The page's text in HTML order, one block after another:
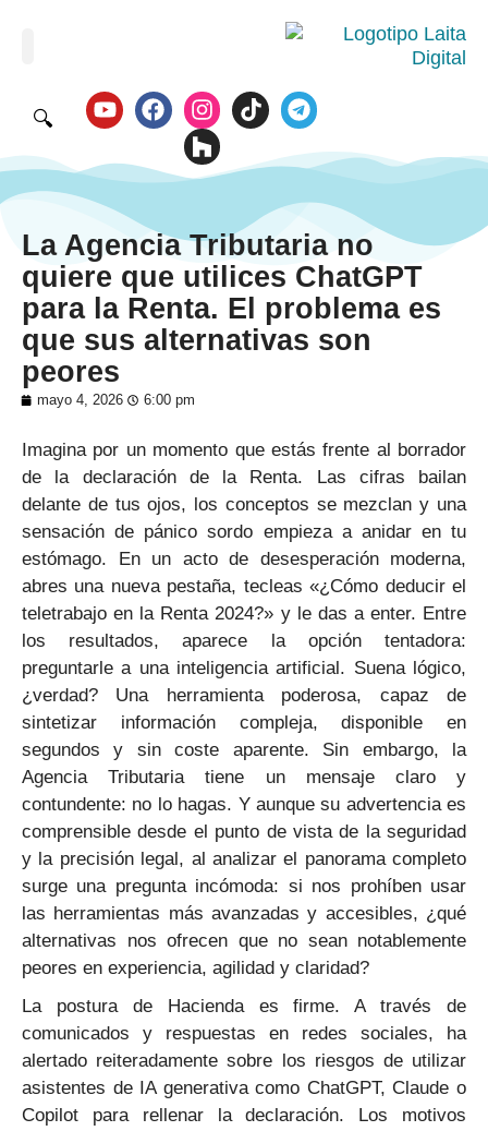
🔍
La Agencia Tributaria no
quiere que utilices ChatGPT
para la Renta. El problema es
que sus alternativas son
peores
mayo 4, 2026 6:00 pm
Imagina por un momento que estás frente al borrador
de la declaración de la Renta. Las cifras bailan
delante de tus ojos, los conceptos se mezclan y una
sensación de pánico sordo empieza a anidar en tu
estómago. En un acto de desesperación moderna,
abres una nueva pestaña, tecleas «¿Cómo deducir el
teletrabajo en la Renta 2024?» y le das a enter. Entre
los resultados, aparece la opción tentadora:
preguntarle a una inteligencia artificial. Suena lógico,
¿verdad? Una herramienta poderosa, capaz de
sintetizar información compleja, disponible en
segundos y sin coste aparente. Sin embargo, la
Agencia Tributaria tiene un mensaje claro y
contundente: no lo hagas. Y aunque su advertencia es
comprensible desde el punto de vista de la seguridad
y la precisión legal, al analizar el panorama completo
surge una pregunta incómoda: si nos prohíben usar
las herramientas más avanzadas y accesibles, ¿qué
alternativas nos ofrecen que no sean notablemente
peores en experiencia, agilidad y claridad?
La postura de Hacienda es firme. A través de
comunicados y respuestas en redes sociales, ha
alertado reiteradamente sobre los riesgos de utilizar
asistentes de IA generativa como ChatGPT, Claude o
Copilot para rellenar la declaración. Los motivos